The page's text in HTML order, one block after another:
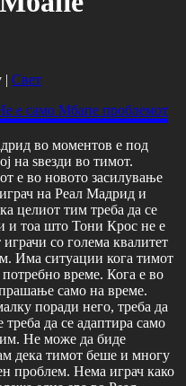
| Свет
во моментов е под
на ѕвезди во тимот.
е во новото засилување
на Реал Мадрид и
целиот тим треба да се
и тоа што Тони Крос не е
со голема квалитет
Има ситуации кога тимот
време. Кога е во
само на време.
поради него, треба да
да се адаптира само
Не може да биде
дека тимот беше и многу
проблем. Нема играч како